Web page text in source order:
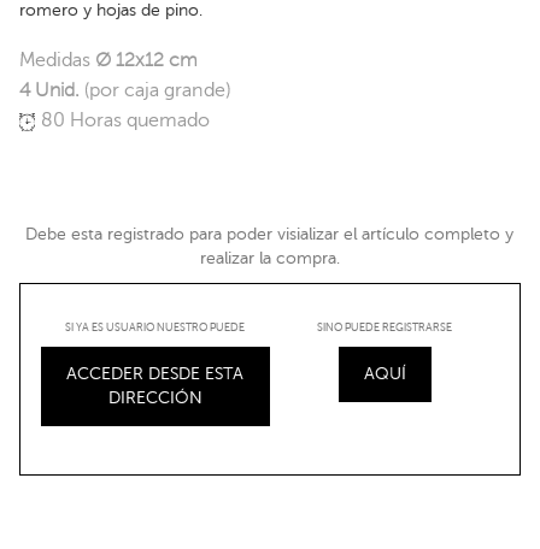
romero y hojas de pino.
Medidas Ø 12x12 cm
4 Unid. (por caja grande)
80 Horas quemado
Debe esta registrado para poder visializar el artículo completo y
realizar la compra.
SI YA ES USUARIO NUESTRO PUEDE
ACCEDER DESDE ESTA
DIRECCIÓN
SINO PUEDE REGISTRARSE
AQUÍ